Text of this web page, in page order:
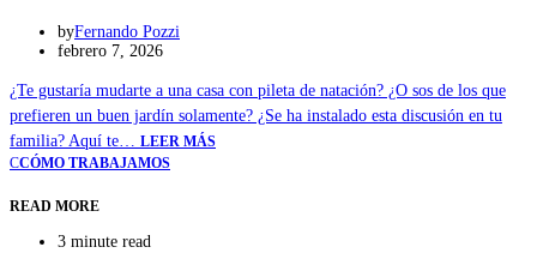
byFernando Pozzi
febrero 7, 2026
¿Te gustaría mudarte a una casa con pileta de natación? ¿O sos de los que
prefieren un buen jardín solamente? ¿Se ha instalado esta discusión en tu
familia? Aquí te… LEER MÁS
CCÓMO TRABAJAMOS
READ MORE
3 minute read